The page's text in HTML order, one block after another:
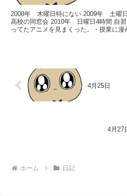
2008年 木曜日特にない 2009年 土曜
高校の同窓会 2010年 日曜日4時間 自
ってたアニメを見まくった。・授業に
4月25日
4月27
ホーム 日記